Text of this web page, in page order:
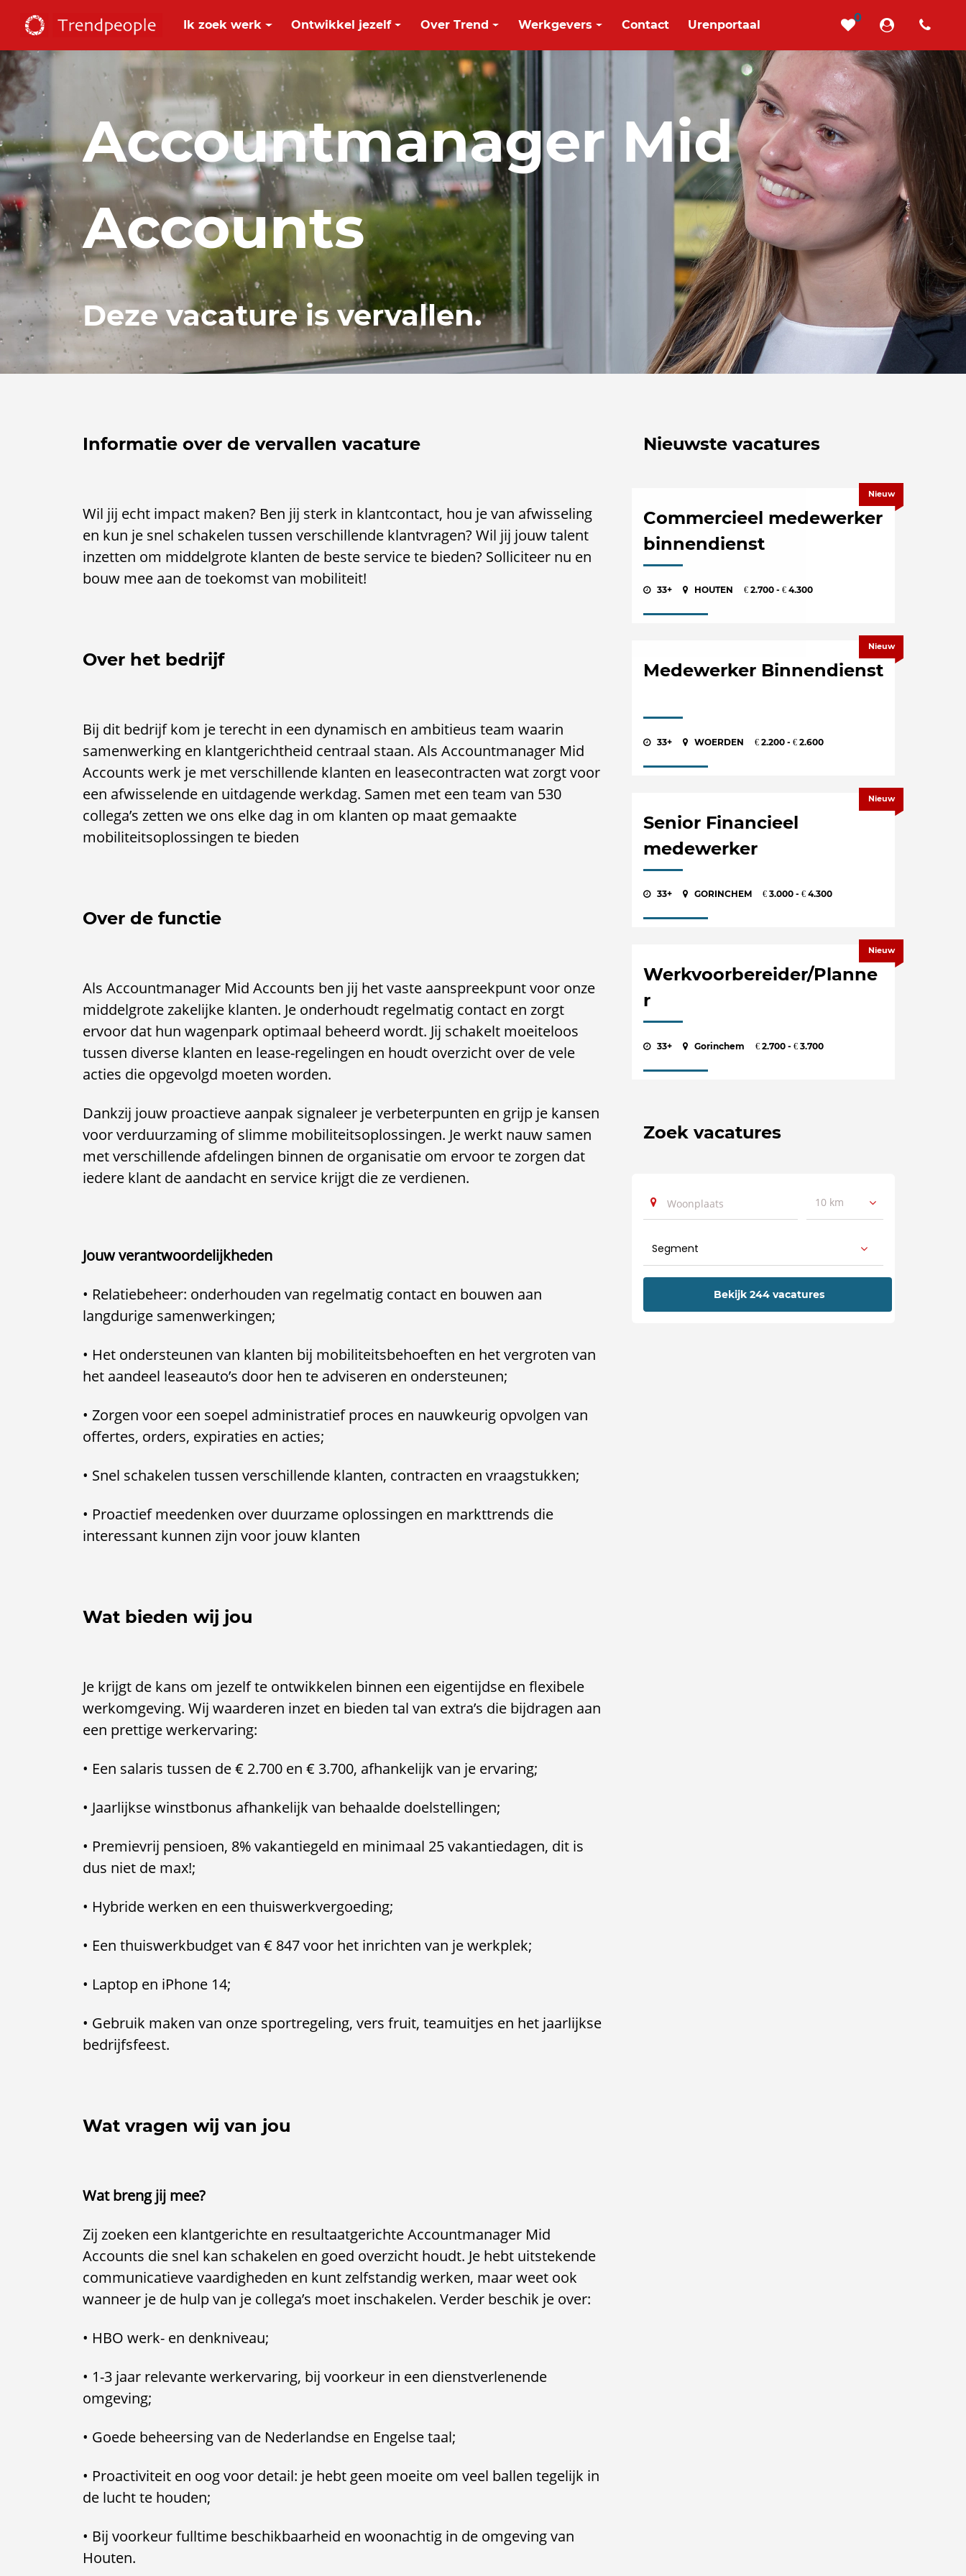
Ik zoek werk Ontwikkel jezelf Over Trend Werkgevers Contact Urenportaal
0
Accountmanager Mid
Accounts
Deze vacature is vervallen.
Informatie over de vervallen vacature
Wil jij echt impact maken? Ben jij sterk in klantcontact, hou je van afwisseling
en kun je snel schakelen tussen verschillende klantvragen? Wil jij jouw talent
inzetten om middelgrote klanten de beste service te bieden? Solliciteer nu en
bouw mee aan de toekomst van mobiliteit!
Over het bedrijf
Bij dit bedrijf kom je terecht in een dynamisch en ambitieus team waarin
samenwerking en klantgerichtheid centraal staan. Als Accountmanager Mid
Accounts werk je met verschillende klanten en leasecontracten wat zorgt voor
een afwisselende en uitdagende werkdag. Samen met een team van 530
collega’s zetten we ons elke dag in om klanten op maat gemaakte
mobiliteitsoplossingen te bieden
Over de functie
Als Accountmanager Mid Accounts ben jij het vaste aanspreekpunt voor onze
middelgrote zakelijke klanten. Je onderhoudt regelmatig contact en zorgt
ervoor dat hun wagenpark optimaal beheerd wordt. Jij schakelt moeiteloos
tussen diverse klanten en lease-regelingen en houdt overzicht over de vele
acties die opgevolgd moeten worden.
Dankzij jouw proactieve aanpak signaleer je verbeterpunten en grijp je kansen
voor verduurzaming of slimme mobiliteitsoplossingen. Je werkt nauw samen
met verschillende afdelingen binnen de organisatie om ervoor te zorgen dat
iedere klant de aandacht en service krijgt die ze verdienen.
Jouw verantwoordelijkheden
• Relatiebeheer: onderhouden van regelmatig contact en bouwen aan
langdurige samenwerkingen;
• Het ondersteunen van klanten bij mobiliteitsbehoeften en het vergroten van
het aandeel leaseauto’s door hen te adviseren en ondersteunen;
• Zorgen voor een soepel administratief proces en nauwkeurig opvolgen van
offertes, orders, expiraties en acties;
• Snel schakelen tussen verschillende klanten, contracten en vraagstukken;
• Proactief meedenken over duurzame oplossingen en markttrends die
interessant kunnen zijn voor jouw klanten
Wat bieden wij jou
Je krijgt de kans om jezelf te ontwikkelen binnen een eigentijdse en flexibele
werkomgeving. Wij waarderen inzet en bieden tal van extra’s die bijdragen aan
een prettige werkervaring:
• Een salaris tussen de € 2.700 en € 3.700, afhankelijk van je ervaring;
• Jaarlijkse winstbonus afhankelijk van behaalde doelstellingen;
• Premievrij pensioen, 8% vakantiegeld en minimaal 25 vakantiedagen, dit is
dus niet de max!;
• Hybride werken en een thuiswerkvergoeding;
• Een thuiswerkbudget van € 847 voor het inrichten van je werkplek;
• Laptop en iPhone 14;
• Gebruik maken van onze sportregeling, vers fruit, teamuitjes en het jaarlijkse
bedrijfsfeest.
Wat vragen wij van jou
Wat breng jij mee?
Zij zoeken een klantgerichte en resultaatgerichte Accountmanager Mid
Accounts die snel kan schakelen en goed overzicht houdt. Je hebt uitstekende
communicatieve vaardigheden en kunt zelfstandig werken, maar weet ook
wanneer je de hulp van je collega’s moet inschakelen. Verder beschik je over:
• HBO werk- en denkniveau;
• 1-3 jaar relevante werkervaring, bij voorkeur in een dienstverlenende
omgeving;
• Goede beheersing van de Nederlandse en Engelse taal;
• Proactiviteit en oog voor detail: je hebt geen moeite om veel ballen tegelijk in
de lucht te houden;
• Bij voorkeur fulltime beschikbaarheid en woonachtig in de omgeving van
Houten.
Nieuwste vacatures
Commercieel medewerker
binnendienst
33+ HOUTEN € 2.700 - € 4.300
Nieuw
Medewerker Binnendienst
33+ WOERDEN € 2.200 - € 2.600
Nieuw
Senior Financieel
medewerker
33+ GORINCHEM € 3.000 - € 4.300
Nieuw
Werkvoorbereider/Planne
r
33+ Gorinchem € 2.700 - € 3.700
Nieuw
Zoek vacatures
10 km
Bekijk 244 vacatures